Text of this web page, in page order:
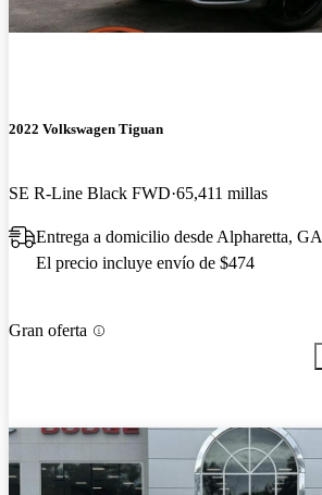
2022 Volkswagen Tiguan
SE R-Line Black FWD 65,411 millas
Entrega a domicilio desde Alpharetta, GA
El precio incluye envío de $474
Gran oferta